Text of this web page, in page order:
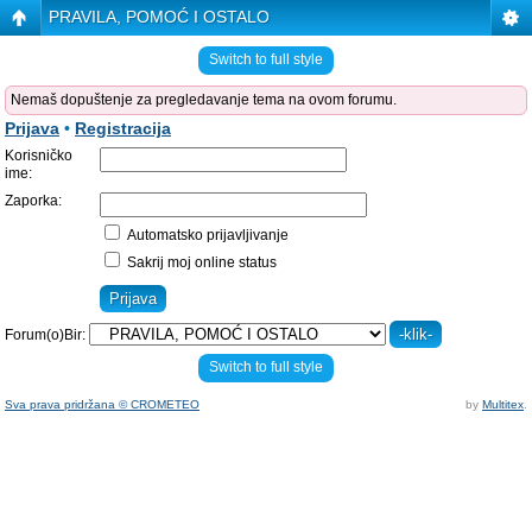
PRAVILA, POMOĆ I OSTALO
Switch to full style
Nemaš dopuštenje za pregledavanje tema na ovom forumu.
Prijava • Registracija
Korisničko
ime:
Zaporka:
Automatsko prijavljivanje
Sakrij moj online status
Forum(o)Bir:
Switch to full style
Sva prava pridržana © CROMETEO by Multitex